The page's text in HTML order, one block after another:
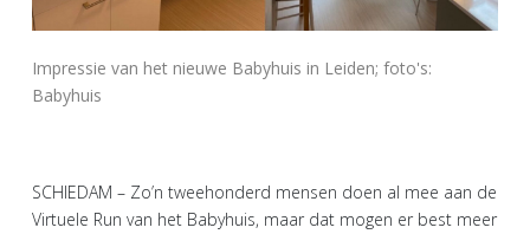
Impressie van het nieuwe Babyhuis in Leiden; foto's:
Babyhuis
SCHIEDAM – Zo’n tweehonderd mensen doen al mee aan de
Virtuele Run van het Babyhuis, maar dat mogen er best meer